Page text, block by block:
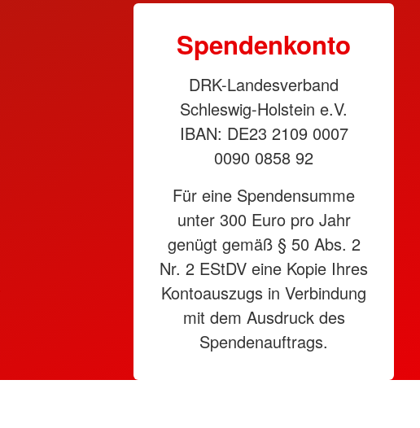
Spendenkonto
DRK-Landesverband
Schleswig-Holstein e.V.
IBAN: DE23 2109 0007
0090 0858 92
Für eine Spendensumme
unter 300 Euro pro Jahr
genügt gemäß § 50 Abs. 2
Nr. 2 EStDV eine Kopie Ihres
Kontoauszugs in Verbindung
mit dem Ausdruck des
Spendenauftrags.